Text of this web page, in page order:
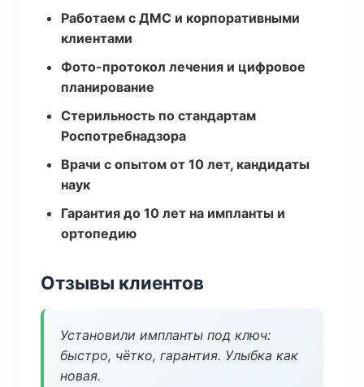
Работаем с ДМС и корпоративными
клиентами
Фото-протокол лечения и цифровое
планирование
Стерильность по стандартам
Роспотребнадзора
Врачи с опытом от 10 лет, кандидаты
наук
Гарантия до 10 лет на импланты и
ортопедию
Отзывы клиентов
Установили импланты под ключ:
быстро, чётко, гарантия. Улыбка как
новая.